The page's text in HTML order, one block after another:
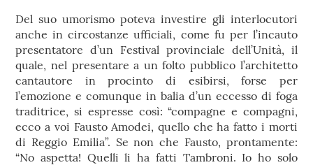
Del suo umorismo poteva investire gli interlocutori
anche in circostanze ufficiali, come fu per l’incauto
presentatore d’un Festival provinciale dell’Unità, il
quale, nel presentare a un folto pubblico l’architetto
cantautore in procinto di esibirsi, forse per
l’emozione e comunque in balia d’un eccesso di foga
traditrice, si espresse così: “compagne e compagni,
ecco a voi Fausto Amodei, quello che ha fatto i morti
di Reggio Emilia”. Se non che Fausto, prontamente:
“No aspetta! Quelli li ha fatti Tambroni. Io ho solo